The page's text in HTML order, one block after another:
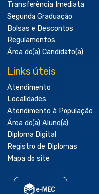
Transferência Imediata
Segunda Graduação
Bolsas e Descontos
Regulamentos
Área do(a) Candidato(a)
Links úteis
Atendimento
Localidades
Atendimento à População
Área do(a) Aluno(a)
Diploma Digital
Registro de Diplomas
Mapa do site